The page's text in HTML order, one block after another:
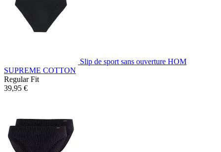
Slip de sport sans ouverture HOM
SUPREME COTTON
Regular Fit
39,95 €